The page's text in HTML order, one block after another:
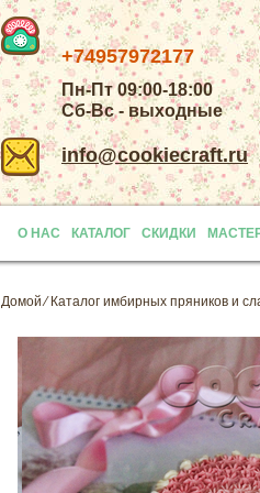
+74957972177
Пн-Пт 09:00-18:00
Сб-Вс - выходные
info@cookiecraft.ru
О НАС КАТАЛОГ СКИДКИ
Домой⁄ Каталог имбирных пряников и